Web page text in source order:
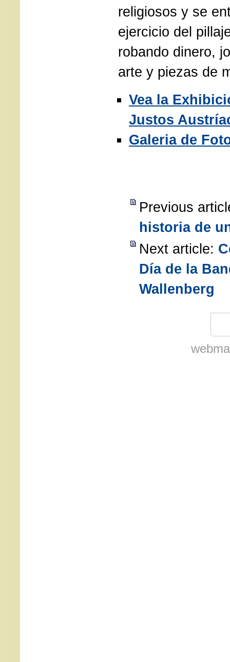
religiosos y se
ejercicio del
robando dinero,
arte y piezas de
Vea la
Justos
Galeria de
Previous
historia de
Next article:
Día de la
Wallenberg